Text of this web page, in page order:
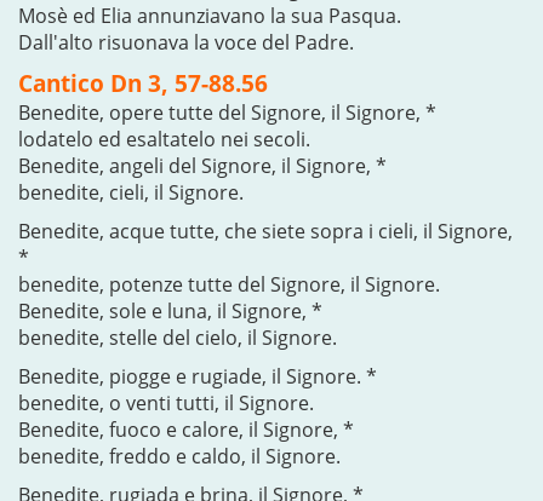
Mosè ed Elia annunziavano la sua Pasqua.
Dall'alto risuonava la voce del Padre.
Cantico Dn 3, 57-88.56
Benedite, opere tutte del Signore, il Signore, *
lodatelo ed esaltatelo nei secoli.
Benedite, angeli del Signore, il Signore, *
benedite, cieli, il Signore.
Benedite, acque tutte, che siete sopra i cieli, il Signore,
*
benedite, potenze tutte del Signore, il Signore.
Benedite, sole e luna, il Signore, *
benedite, stelle del cielo, il Signore.
Benedite, piogge e rugiade, il Signore. *
benedite, o venti tutti, il Signore.
Benedite, fuoco e calore, il Signore, *
benedite, freddo e caldo, il Signore.
Benedite, rugiada e brina, il Signore, *